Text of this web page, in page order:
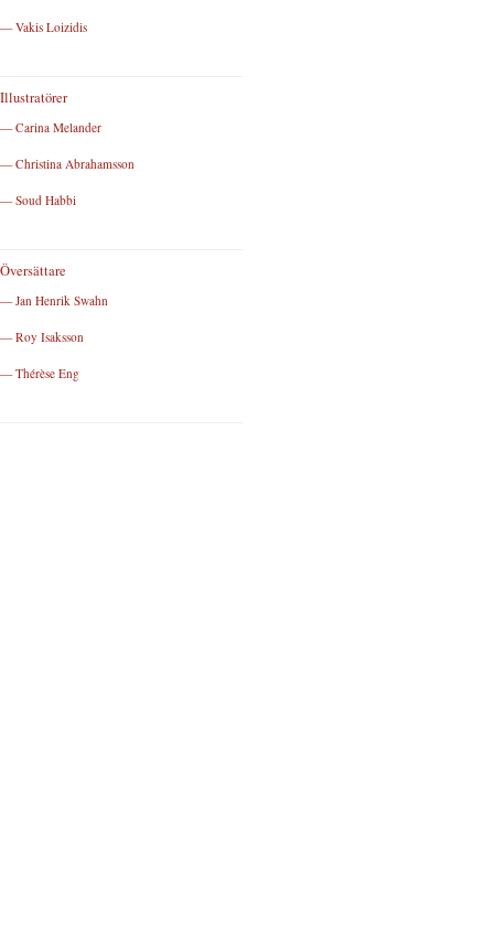
— Vakis Loizidis
Illustratörer
— Carina Melander
— Christina Abrahamsson
— Soud Habbi
Översättare
— Jan Henrik Swahn
— Roy Isaksson
— Thérèse Eng